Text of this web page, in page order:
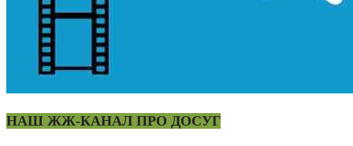
НАШ ЖЖ-КАНАЛ ПРО ДОСУГ